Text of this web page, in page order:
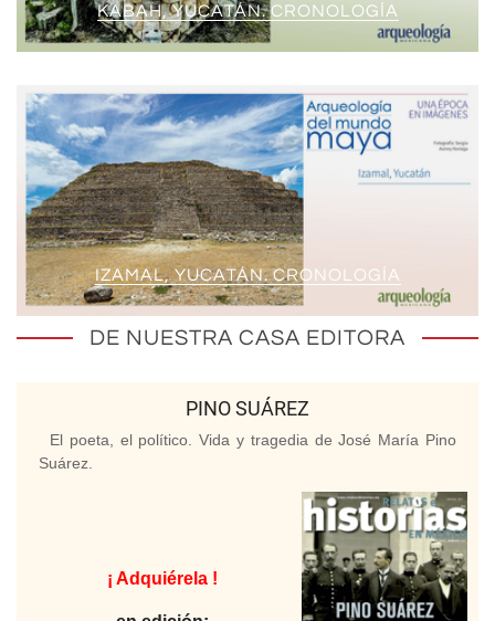
KABAH, YUCATÁN. CRONOLOGÍA
IZAMAL, YUCATÁN. CRONOLOGÍA
DE NUESTRA CASA EDITORA
PINO SUÁREZ
El poeta, el político. Vida y tragedia de José María Pino
Suárez.
¡ Adquiérela !